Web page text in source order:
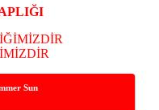
Sun